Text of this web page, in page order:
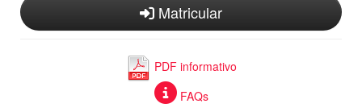
Matricular
PDF informativo
FAQs